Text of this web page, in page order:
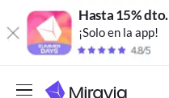
Hasta 15% dto.
¡Solo en la app!